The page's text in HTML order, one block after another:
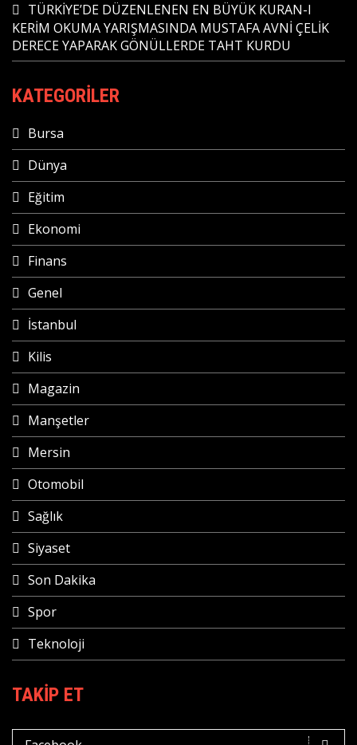
TÜRKİYE’DE DÜZENLENEN EN BÜYÜK KURAN-I
KERİM OKUMA YARIŞMASINDA MUSTAFA AVNİ ÇELİK
DERECE YAPARAK GÖNÜLLERDE TAHT KURDU
KATEGORILER
Bursa
Dünya
Eğitim
Ekonomi
Finans
Genel
İstanbul
Kilis
Magazin
Manşetler
Mersin
Otomobil
Sağlık
Siyaset
Son Dakika
Spor
Teknoloji
TAKIP ET